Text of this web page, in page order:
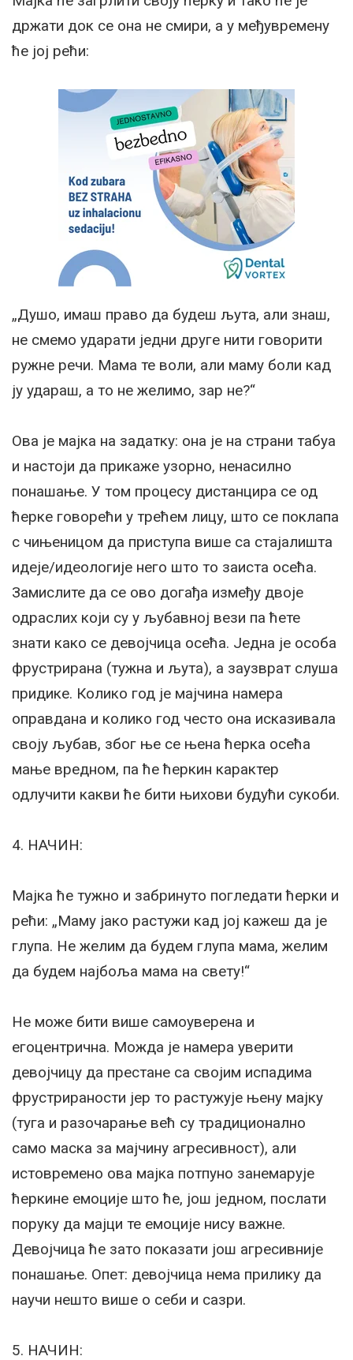
држати док се она не смири, а у међувремену
ће јој рећи:
„Душо, имаш право да будеш љута, али знаш,
не смемо ударати једни друге нити говорити
ружне речи. Мама те воли, али маму боли кад
ју удараш, а то не желимо, зар не?“
Ова је мајка на задатку: она је на страни табуа
и настоји да прикаже узорно, ненасилно
понашање. У том процесу дистанцира се од
ћерке говорећи у трећем лицу, што се поклапа
с чињеницом да приступа више са стајалишта
идеје/идеологије него што то заиста осећа.
Замислите да се ово догађа између двоје
одраслих који су у љубавној вези па ћете
знати како се девојчица осећа. Једна је особа
фрустрирана (тужна и љута), а заузврат слуша
придике. Колико год је мајчина намера
оправдана и колико год често она исказивала
своју љубав, због ње се њена ћерка осећа
мање вредном, па ће ћеркин карактер
одлучити какви ће бити њихови будући сукоби.
4. НАЧИН:
Мајка ће тужно и забринуто погледати ћерки и
рећи: „Маму јако растужи кад јој кажеш да је
глупа. Не желим да будем глупа мама, желим
да будем најбоља мама на свету!“
Не може бити више самоуверена и
егоцентрична. Можда је намера уверити
девојчицу да престане са својим испадима
фрустрираности јер то растужује њену мајку
(туга и разочарање већ су традиционално
само маска за мајчину агресивност), али
истовремено ова мајка потпуно занемарује
ћеркине емоције што ће, још једном, послати
поруку да мајци те емоције нису важне.
Девојчица ће зато показати још агресивније
понашање. Опет: девојчица нема прилику да
научи нешто више о себи и сазри.
5. НАЧИН: